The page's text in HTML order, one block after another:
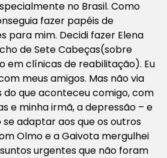
no Brasil. Como
fazer papéis de
para mim. Decidi fazer Elena
de Sete Cabeças(sobre
em clínicas de reabilitação). Eu
meus amigos. Mas não via
que aconteceu comigo, com
e minha irmã, a depressão – e
adaptar aos que os outros
Olmo e a Gaivota mergulhei
urgentes que não foram